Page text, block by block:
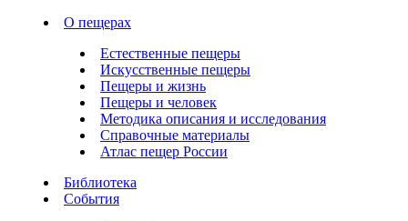
О пещерах
Естественные пещеры
Искусственные пещеры
Пещеры и жизнь
Пещеры и человек
Методика описания и исследования
Справочные материалы
Атлас пещер России
Библиотека
События